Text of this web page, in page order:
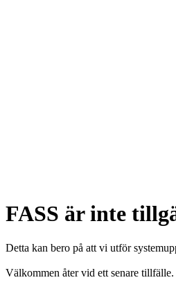
FASS är inte
Detta kan bero på att vi utför
Välkommen åter vid ett senare tillfälle.